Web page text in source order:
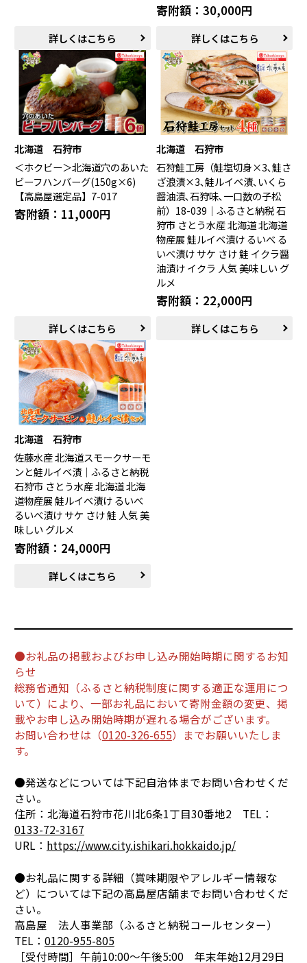
詳しくはこちら
寄附額：30,000円
詳しくはこちら
北海道 石狩市
＜ホクビー＞北海道穴のあいた
ビーフハンバーグ(150g×6)
【高島屋選定品】7-017
寄附額：11,000円
詳しくはこちら
北海道 石狩市
石狩鮭工房（鮭塩切身×3､鮭さ
ざ浪漬×3､鮭ルイベ漬､いくら
醤油漬､石狩味､一口数の子松
前）18-039｜ふるさと納税 石
狩市 さとう水産 北海道 北海道
物産展 鮭ルイベ漬け るいべ る
いべ漬け サケ さけ 鮭 イクラ醤
油漬け イクラ 人気 美味しい グ
ルメ
寄附額：22,000円
詳しくはこちら
北海道 石狩市
佐藤水産 北海道スモークサーモ
ンと鮭ルイベ漬｜ふるさと納税
石狩市 さとう水産 北海道 北海
道物産展 鮭ルイベ漬け るいべ
るいべ漬け サケ さけ 鮭 人気 美
味しい グルメ
寄附額：24,000円
詳しくはこちら
●お礼品の掲載およびお申し込み開始時期に関するお知
らせ
総務省通知（ふるさと納税制度に関する適正な運用につ
いて）により、一部お礼品において寄附金額の変更、掲
載やお申し込み開始時期が遅れる場合がございます。
お問い合わせは（0120-326-655）までお願いいたしま
す。
●発送などについては下記自治体までお問い合わせくだ
さい。
住所：北海道石狩市花川北6条1丁目30番地2 TEL：
0133-72-3167
URL： https://www.city.ishikari.hokkaido.jp/
●お礼品に関する詳細（賞味期限やアレルギー情報な
ど）については下記の高島屋店舗までお問い合わせくだ
さい。
高島屋 法人事業部（ふるさと納税コールセンター）
TEL： 0120-955-805
［受付時間］午前10:00～午後5:00 年末年始12月29日